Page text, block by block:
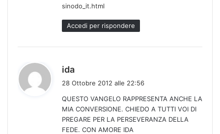
sinodo_it.html
Accedi per rispondere
ida
e
t
t
28 Ottobre 2012 alle 22:56
QUESTO VANGELO RAPPRESENTA ANCHE LA
MIA CONVERSIONE. CHIEDO A TUTTI VOI DI
PREGARE PER LA PERSEVERANZA DELLA
FEDE. CON AMORE IDA